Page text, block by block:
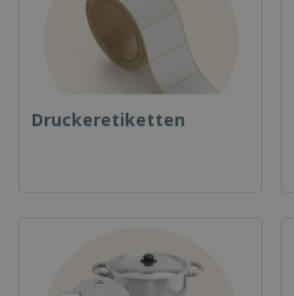
Druckeretiketten